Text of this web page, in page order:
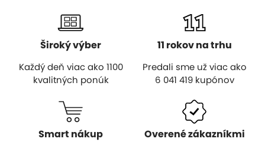
Široký výber
Každý deň viac ako 1100
kvalitných ponúk
11 rokov na trhu
Predali sme už viac ako
6 041 419kupónov
Smart nákup Overené zákazníkmi